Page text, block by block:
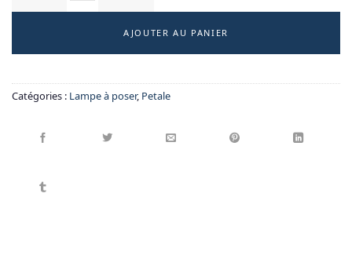
AJOUTER AU PANIER
Catégories : Lampe à poser, Petale